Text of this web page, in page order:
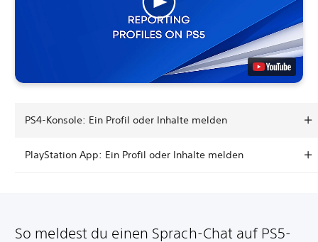
PS4-Konsole: Ein Profil oder Inhalte melden
PlayStation App: Ein Profil oder Inhalte melden
So meldest du einen Sprach-Chat auf PS5-